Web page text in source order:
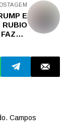
E
RUBIO
FAZEM
Campos